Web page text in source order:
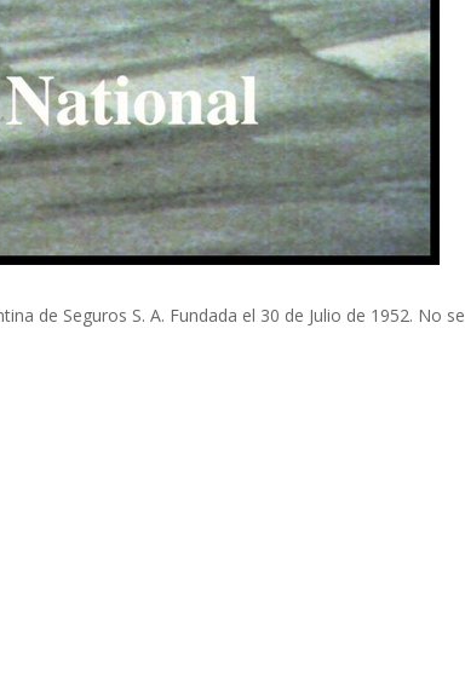
de Seguros S. A. Fundada el 30 de Julio de 1952. No se